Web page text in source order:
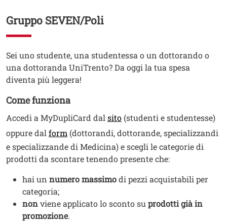
Gruppo SEVEN/Poli
Testo
Sei uno studente, una studentessa o un dottorando o
una dottoranda UniTrento? Da oggi la tua spesa
diventa più leggera!
Come funziona
Accedi a MyDupliCard dal sitoApri il link in una nuova
(studenti e studentesse)
oppure dal form Apri il link in una nuova finestra
(dottorandi, dottorande, specializzandi
e specializzande di Medicina) e scegli le categorie di
prodotti da scontare tenendo presente che:
hai un numero massimodi pezzi acquistabili per
categoria;
nonviene applicato lo sconto su prodotti già in
promozione.